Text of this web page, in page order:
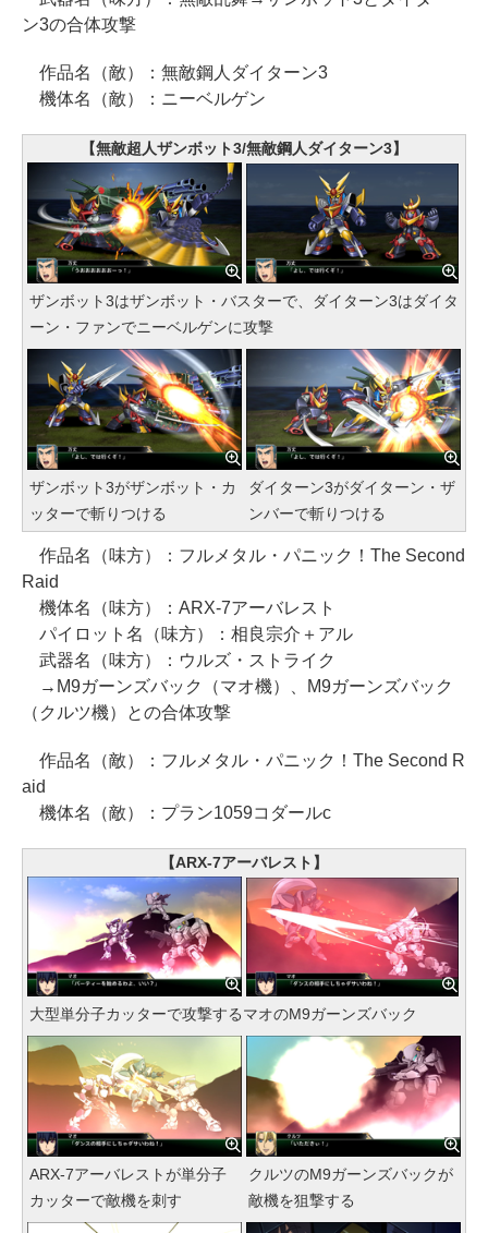
ン3の合体攻撃
作品名（敵）：無敵鋼人ダイターン3
機体名（敵）：ニーベルゲン
【無敵超人ザンボット3/無敵鋼人ダイターン3】
ザンボット3はザンボット・バスターで、ダイターン3はダイタ
ーン・ファンでニーベルゲンに攻撃
ザンボット3がザンボット・カ
ッターで斬りつける
ダイターン3がダイターン・ザ
ンバーで斬りつける
作品名（味方）：フルメタル・パニック！The Second
Raid
機体名（味方）：ARX-7アーバレスト
パイロット名（味方）：相良宗介＋アル
武器名（味方）：ウルズ・ストライク
→M9ガーンズバック（マオ機）、M9ガーンズバック
（クルツ機）との合体攻撃
作品名（敵）：フルメタル・パニック！The Second R
aid
機体名（敵）：プラン1059コダールc
【ARX-7アーバレスト】
大型単分子カッターで攻撃するマオのM9ガーンズバック
ARX-7アーバレストが単分子
カッターで敵機を刺す
クルツのM9ガーンズバックが
敵機を狙撃する